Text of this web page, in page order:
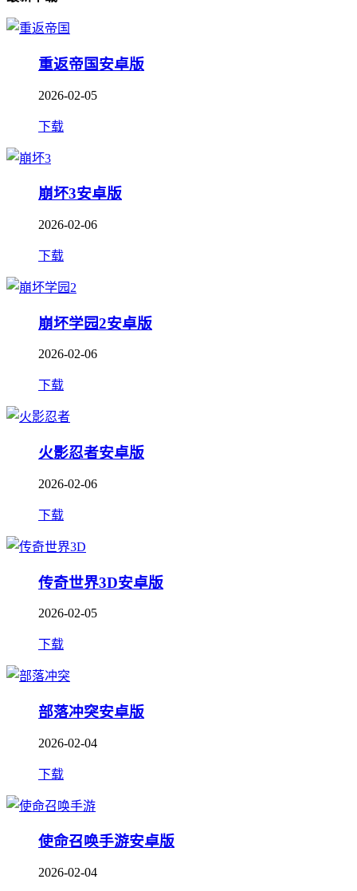
重返帝国安卓版
2026-02-05
下载
崩坏3安卓版
2026-02-06
下载
崩坏学园2安卓版
2026-02-06
下载
火影忍者安卓版
2026-02-06
下载
传奇世界3D安卓版
2026-02-05
下载
部落冲突安卓版
2026-02-04
下载
使命召唤手游安卓版
2026-02-04